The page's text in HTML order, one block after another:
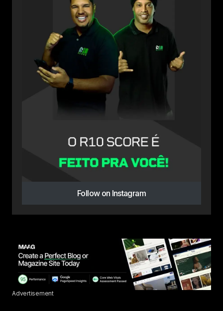
Follow on Instagram
Advertisement